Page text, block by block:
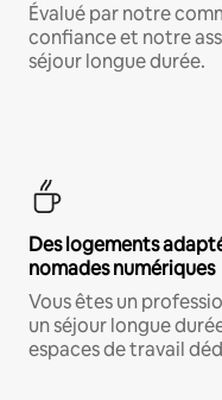
Évalué par notre
confiance et notre
séjour longue durée.
Des logements
nomades numériques
Vous êtes un
un séjour longue
espaces de travail